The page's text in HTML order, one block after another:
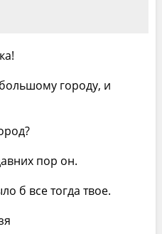
городу, и
пор он.
б все тогда твое.